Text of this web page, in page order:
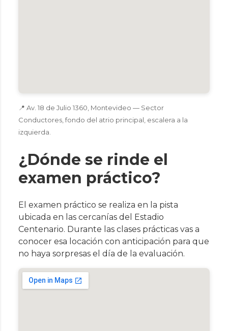
📍 Av. 18 de Julio 1360, Montevideo — Sector
Conductores, fondo del atrio principal, escalera a la
izquierda.
¿Dónde se rinde el
examen práctico?
El examen práctico se realiza en la pista
ubicada en las cercanías del Estadio
Centenario. Durante las clases prácticas vas a
conocer esa locación con anticipación para que
no haya sorpresas el día de la evaluación.